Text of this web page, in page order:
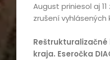
August priniesol aj
zrušení vyhlásených
kraja. Eseročka